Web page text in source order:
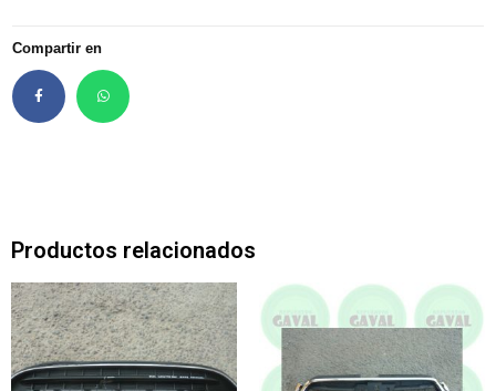
Compartir en
Productos relacionados